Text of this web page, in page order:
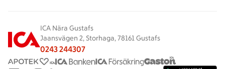
ICA Nära Gustafs
Jaansvägen 2, Storhaga, 78161 Gustafs
0243 244307